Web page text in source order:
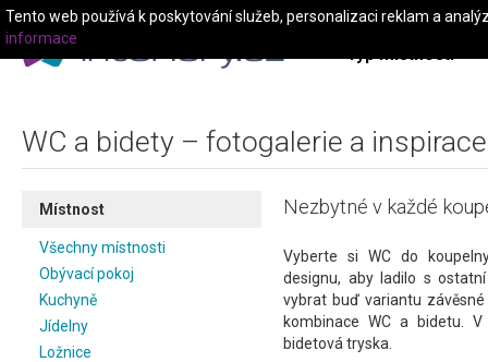
Typ místnosti
WC a bidety – fotogalerie a inspirace
Místnost
Všechny místnosti
Obývací pokoj
Kuchyně
Jídelny
Ložnice
Nezbytné v každé
Vyberte si WC do
designu, aby ladilo s
vybrat buď variantu
kombinace WC a bidetu.
bidetová tryska.
Tento web používá k poskytování služeb, personalizaci reklam a
informace